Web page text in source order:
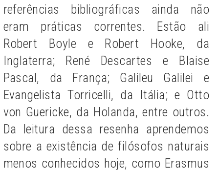
referências bibliográficas ainda não
eram práticas correntes. Estão ali
Robert Boyle e Robert Hooke, da
Inglaterra; René Descartes e Blaise
Pascal, da França; Galileu Galilei e
Evangelista Torricelli, da Itália; e Otto
von Guericke, da Holanda, entre outros.
Da leitura dessa resenha aprendemos
sobre a existência de filósofos naturais
menos conhecidos hoje, como Erasmus